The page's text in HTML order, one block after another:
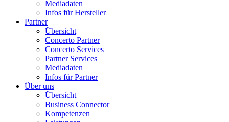
Mediadaten
Infos für Hersteller
Partner
Übersicht
Concerto Partner
Concerto Services
Partner Services
Mediadaten
Infos für Partner
Über uns
Übersicht
Business Connector
Kompetenzen